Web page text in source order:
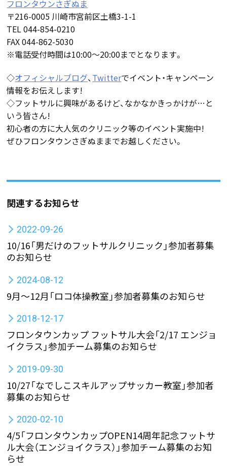
フロンタウンさぎぬま
〒216-0005 川崎市宮前区土橋3-1-1
TEL 044-854-0210
FAX 044-862-5030
※電話受付時間は10:00～20:00までとなります。
◇オフィシャルブログ、Twitterでイベント・キャンペーン
情報をお伝えします!
◇フットサルに興味があるけど、なかなかきっかけが…と
いう皆さん!
初心者の方に大人気のクリニック等のイベント実施中!
ぜひフロンタウンさぎぬままでお越しください。
関連するお知らせ
2022-09-26
10/16「男だけのフットサルクリニック」参加者募集
のお知らせ
2024-08-12
9月～12月「ロコ体操教室」参加者募集のお知らせ
2018-12-17
フロンタウンカップ フットサル大会「2/17 エンジョ
イクラス」参加チーム募集のお知らせ
2019-09-30
10/27「なでしこスキルアップサッカー教室」参加者
募集のお知らせ
2020-02-10
4/5「フロンタウンカップOPEN14周年記念フットサ
ル大会（エンジョイクラス）」参加チーム募集のお知
らせ